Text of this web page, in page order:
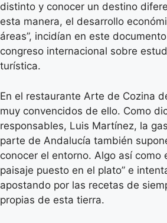
distinto y conocer un destino
esta manera, el desarrollo
áreas”, incidían en este
congreso internacional sobre
turística.
En el restaurante Arte de Cozina
muy convencidos de ello. Como
responsables, Luis Martínez, la
parte de Andalucía también
conocer el entorno. Algo así como
paisaje puesto en el plato” e
apostando por las recetas de
propias de esta tierra.